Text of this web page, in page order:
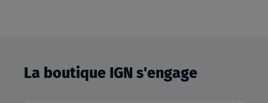
La boutique IGN s'engage